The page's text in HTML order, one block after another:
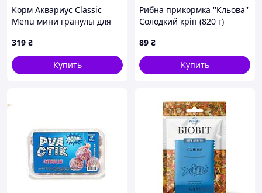
Корм Аквариус Classic
Menu мини гранулы для
319 ₴
Купить
Рибна прикормка ''Кльова''
Солодкий кріп (820 г)
89 ₴
Купить